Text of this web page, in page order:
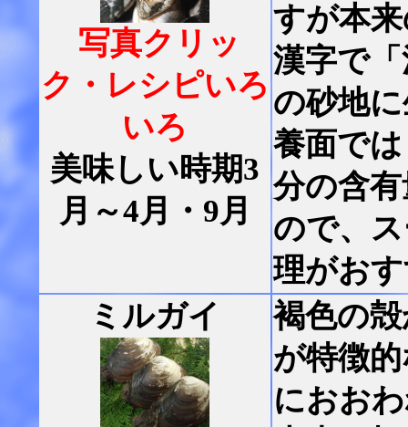
写真クリッ
ク・レシピいろ
いろ
美味しい時期3
月～4月・9月
すが本
漢字で
の砂地
養面で
分の含
ので、
理がお
ミルガイ
褐色の
が特徴
におお